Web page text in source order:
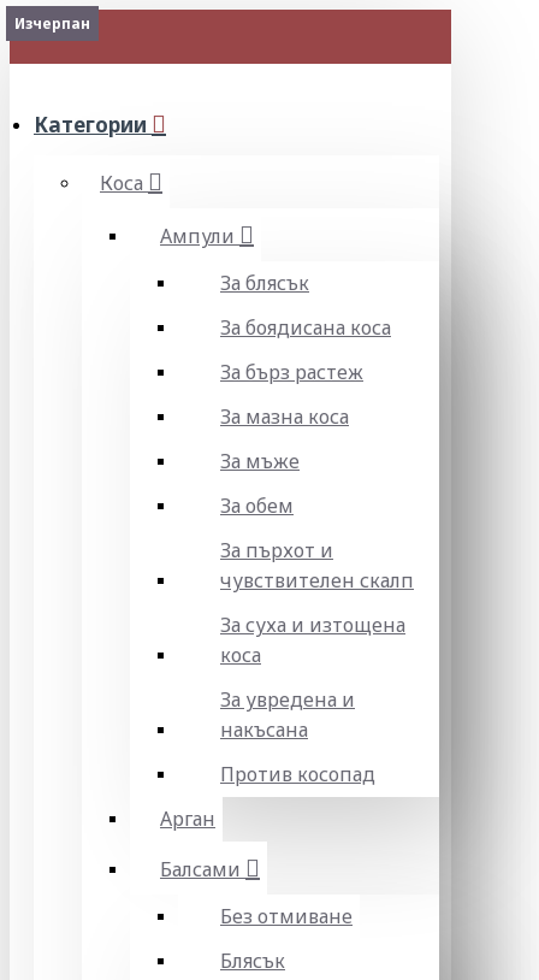
МЕНЮ
Категории
Коса
Ампули
За блясък
За боядисана коса
За бърз растеж
За мазна коса
За мъже
За обем
За пърхот и
чувствителен скалп
За суха и изтощена
коса
За увредена и
накъсана
Против косопад
Арган
Балсами
Без отмиване
Блясък
2-3 Days
2-3 Days
Изчерпан